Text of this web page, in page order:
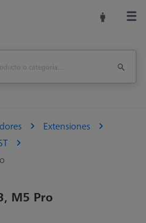
Extensiones
M5 Pro